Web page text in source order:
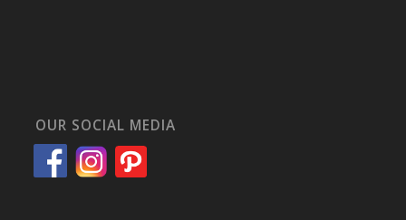
OUR SOCIAL MEDIA